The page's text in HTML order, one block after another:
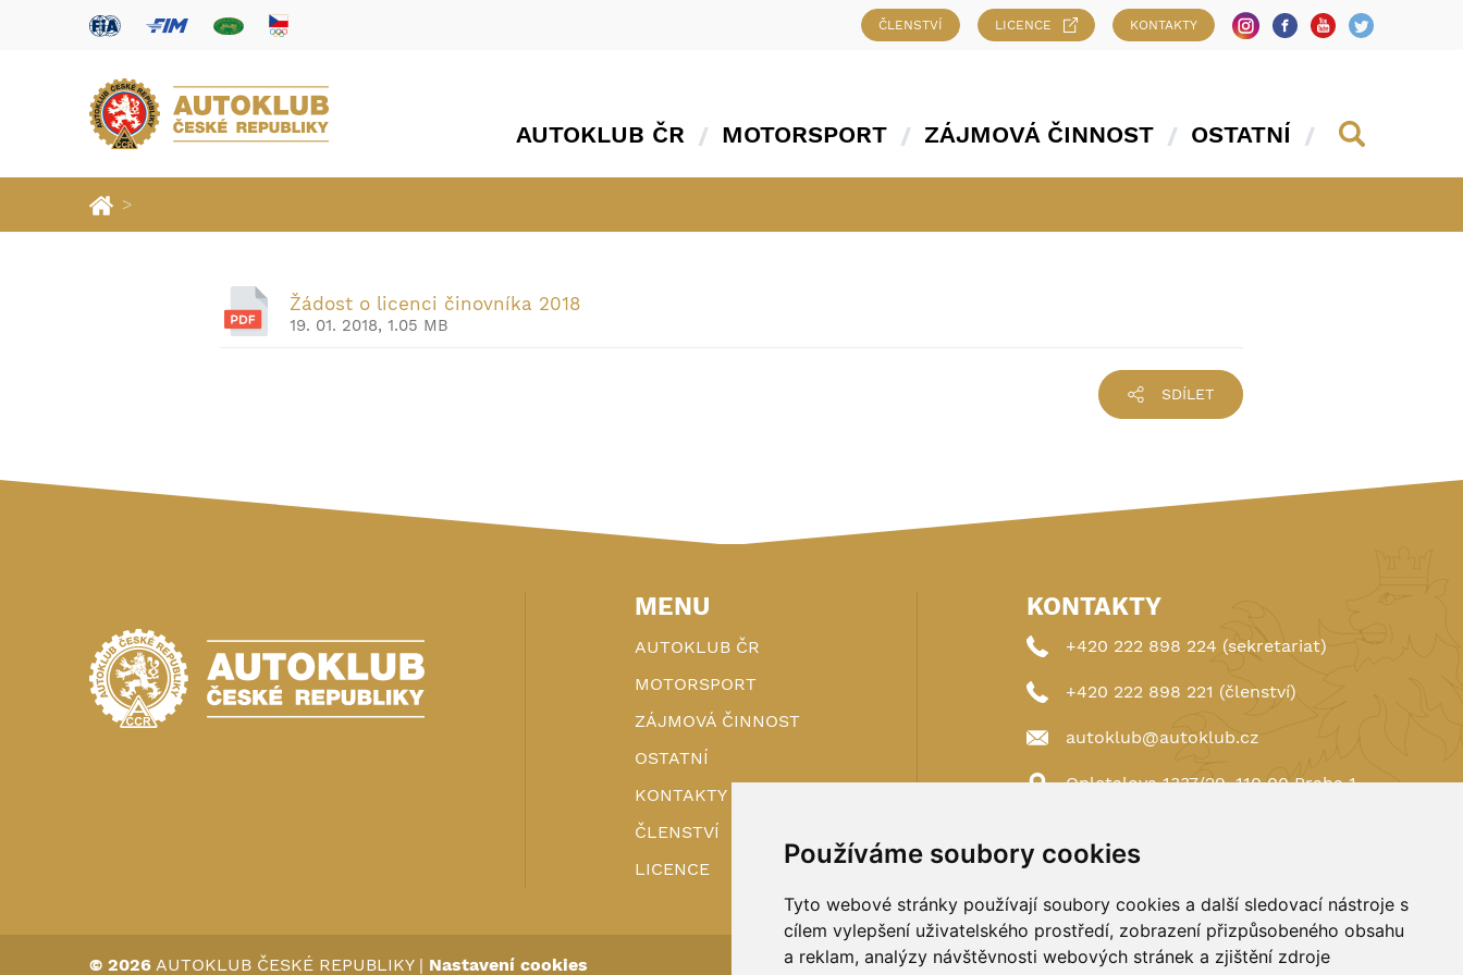
Používáme soubory cookies
Tyto webové stránky používají soubory cookies a další sledovací nástroje s
cílem vylepšení uživatelského prostředí, zobrazení přizpůsobeného obsahu
a reklam, analýzy návštěvnosti webových stránek a zjištění zdroje
ČLENSTVÍ LICENCE KONTAKTY
AUTOKLUB ČR MOTORSPORT ZÁJMOVÁ ČINNOST OSTATNÍ
>
Žádost o licenci činovníka 2018
19. 01. 2018, 1.05 MB
SDÍLET
MENU
AUTOKLUB ČR
MOTORSPORT
ZÁJMOVÁ ČINNOST
OSTATNÍ
KONTAKTY
ČLENSTVÍ
LICENCE
KONTAKTY
+420 222 898 224 (sekretariat)
+420 222 898 221 (členství)
autoklub@autoklub.cz
Opletalova 1337/29, 110 00 Praha 1
© 2026 AUTOKLUB ČESKÉ REPUBLIKY| Nastavení cookies Spravováno a hostováno uDIGITREE